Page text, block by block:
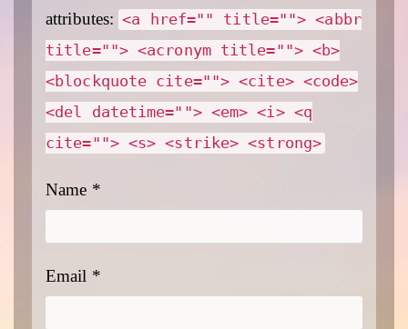
attributes: <a href="" title=""> <abbr
title=""> <acronym title=""> <b>
<blockquote cite=""> <cite> <code>
<del datetime=""> <em> <i> <q
cite=""> <s> <strike> <strong>
Name *
Email *